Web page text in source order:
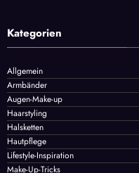
Kategorien
Allgemein
Armbänder
Augen-Make-up
Haarstyling
Halsketten
Hautpflege
Lifestyle-Inspiration